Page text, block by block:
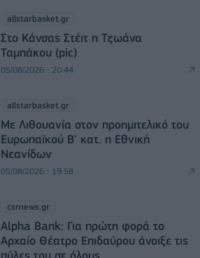
allstarbasket.gr
Στο Κάνσας Στέιτ η Τζωάνα
Ταμπάκου (pic)
05/08/2026 - 20:44
allstarbasket.gr
Με Λιθουανία στον προημιτελικό του
Ευρωπαϊκού Β' κατ. η Εθνική
Νεανίδων
05/08/2026 - 19:58
csrnews.gr
Alpha Bank: Για πρώτη φορά το
Αρχαίο Θέατρο Επιδαύρου άνοιξε τις
πύλες του σε όλους